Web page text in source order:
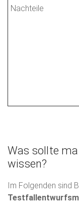
Nachteile
Was sollte
wissen?
Im Folgenden sind